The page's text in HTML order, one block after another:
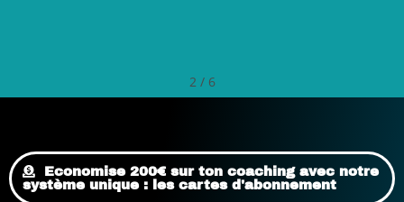
2 / 6
Economise 200€ sur ton coaching avec notre
système unique : les cartes d'abonnement